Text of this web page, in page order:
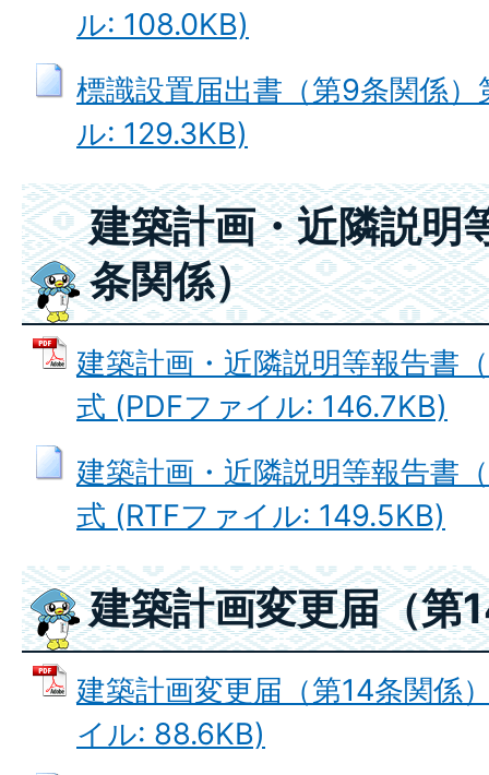
ル: 108.0KB)
標識設置届出書（第9条関係
ル: 129.3KB)
建築計画・近隣説明
条関係）
建築計画・近隣説明等報告書
式 (PDFファイル: 146.7KB)
建築計画・近隣説明等報告書
式 (RTFファイル: 149.5KB)
建築計画変更届（第
建築計画変更届（第14条関係
イル: 88.6KB)